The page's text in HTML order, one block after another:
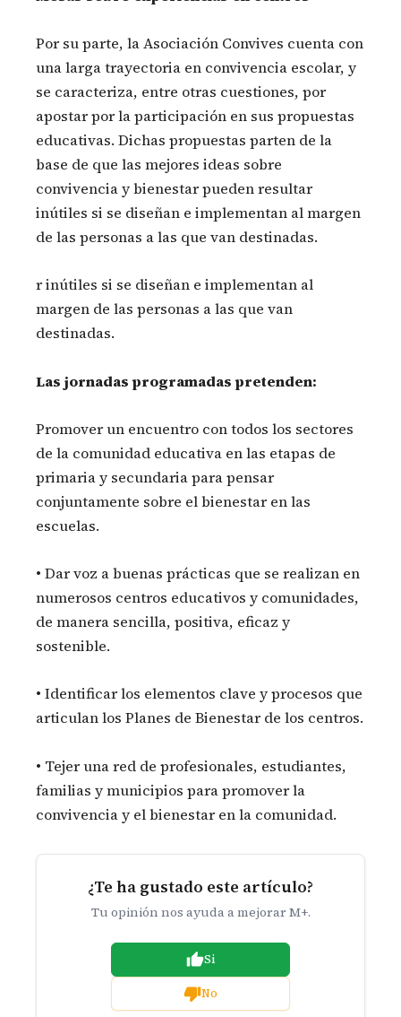
Por su parte, la Asociación Convives cuenta con
una larga trayectoria en convivencia escolar, y
se caracteriza, entre otras cuestiones, por
apostar por la participación en sus propuestas
educativas. Dichas propuestas parten de la
base de que las mejores ideas sobre
convivencia y bienestar pueden resultar
inútiles si se diseñan e implementan al margen
de las personas a las que van destinadas.
r inútiles si se diseñan e implementan al
margen de las personas a las que van
destinadas.
Las jornadas programadas pretenden:
Promover un encuentro con todos los sectores
de la comunidad educativa en las etapas de
primaria y secundaria para pensar
conjuntamente sobre el bienestar en las
escuelas.
• Dar voz a buenas prácticas que se realizan en
numerosos centros educativos y comunidades,
de manera sencilla, positiva, eficaz y
sostenible.
• Identificar los elementos clave y procesos que
articulan los Planes de Bienestar de los centros.
• Tejer una red de profesionales, estudiantes,
familias y municipios para promover la
convivencia y el bienestar en la comunidad.
¿Te ha gustado este artículo?
Tu opinión nos ayuda a mejorar M+.
Si
No